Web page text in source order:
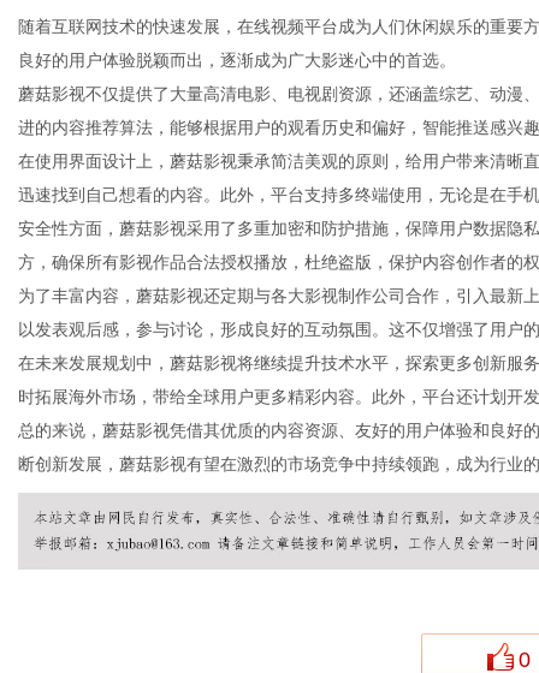
随着互联网技术的快速发展，在线视频平台成为人们休闲娱乐的重要
良好的用户体验脱颖而出，逐渐成为广大影迷心中的首选。
蘑菇影视不仅提供了大量高清电影、电视剧资源，还涵盖综艺、动漫
进的内容推荐算法，能够根据用户的观看历史和偏好，智能推送感兴
在使用界面设计上，蘑菇影视秉承简洁美观的原则，给用户带来清晰
迅速找到自己想看的内容。此外，平台支持多终端使用，无论是在手
安全性方面，蘑菇影视采用了多重加密和防护措施，保障用户数据隐
方，确保所有影视作品合法授权播放，杜绝盗版，保护内容创作者的
为了丰富内容，蘑菇影视还定期与各大影视制作公司合作，引入最新
以发表观后感，参与讨论，形成良好的互动氛围。这不仅增强了用户
在未来发展规划中，蘑菇影视将继续提升技术水平，探索更多创新服
时拓展海外市场，带给全球用户更多精彩内容。此外，平台还计划开
总的来说，蘑菇影视凭借其优质的内容资源、友好的用户体验和良好
断创新发展，蘑菇影视有望在激烈的市场竞争中持续领跑，成为行业
0